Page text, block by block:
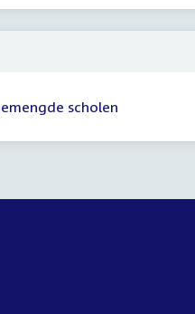
scholen